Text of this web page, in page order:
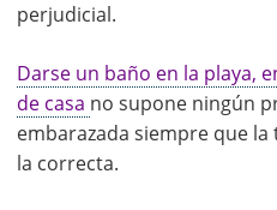
perjudicial.
Darse un baño en la playa,
de casa no supone ningún
embarazada siempre que
la correcta.